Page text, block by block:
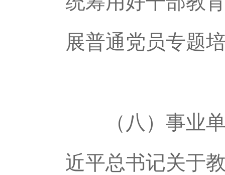
展普通党员专题
（八）事业单
近平总书记关于